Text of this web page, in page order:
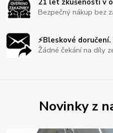
21 let zkušeností v
Bezpečný nákup bez
⚡Bleskové
Žádné čekání na díly
Novinky z